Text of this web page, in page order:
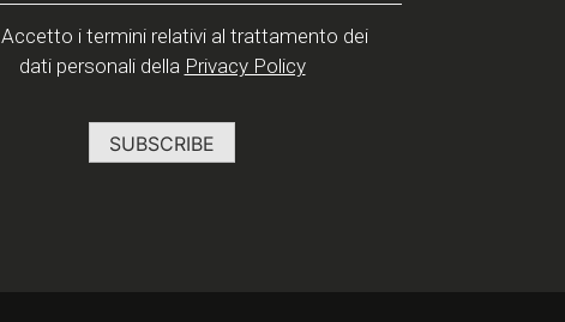
Accetto i termini relativi al trattamento dei
dati personali della Privacy Policy